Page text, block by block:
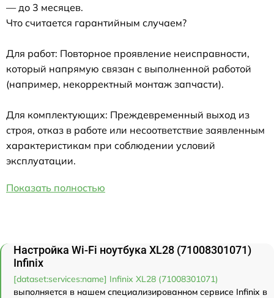
— до 3 месяцев.
Что считается гарантийным случаем?
Для работ: Повторное проявление неисправности,
который напрямую связан с выполненной работой
(например, некорректный монтаж запчасти).
Для комплектующих: Преждевременный выход из
строя, отказ в работе или несоответствие заявленным
характеристикам при соблюдении условий
эксплуатации.
Показать полностью
Настройка Wi-Fi ноутбука XL28 (71008301071)
Infinix
[dataset:services:name] Infinix XL28 (71008301071)
выполняется в нашем специализированном сервисе Infinix в